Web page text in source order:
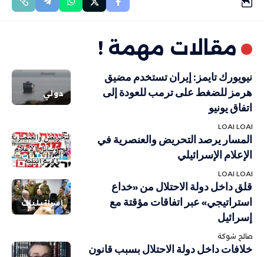
مقالات مهمة !
دولي
نيويورك تايمز: إيران تستخدم مضيق
هرمز للضغط على ترمب للعودة إلى
اتفاق يونيو
LOAI LOAI
إسرائيليات
المسار يرصد التحريض والعنصرية في
الإعلام الإسرائيلي
LOAI LOAI
إسرائيليات
قلق داخل دولة الاحتلال من «خداع
استراتيجي» عبر اتفاقات مؤقتة مع
إسرائيل
صالح شوكة
خلافات داخل دولة الاحتلال بسبب قانون